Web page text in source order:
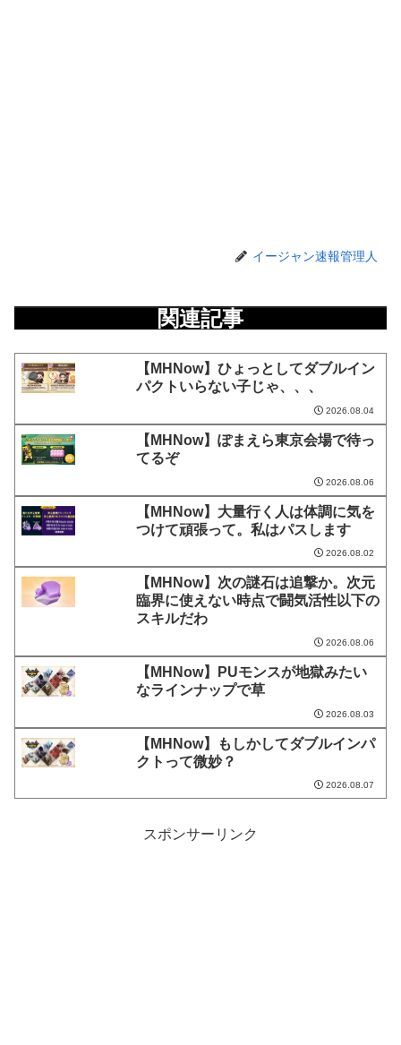
イージャン速報管理人
関連記事
【MHNow】ひょっとしてダブルイン
パクトいらない子じゃ、、、
2026.08.04
【MHNow】ぽまえら東京会場で待っ
てるぞ
2026.08.06
【MHNow】大量行く人は体調に気を
つけて頑張って。私はパスします
2026.08.02
【MHNow】次の謎石は追撃か。次元
臨界に使えない時点で闘気活性以下の
スキルだわ
2026.08.06
【MHNow】PUモンスが地獄みたい
なラインナップで草
2026.08.03
【MHNow】もしかしてダブルインパ
クトって微妙？
2026.08.07
スポンサーリンク